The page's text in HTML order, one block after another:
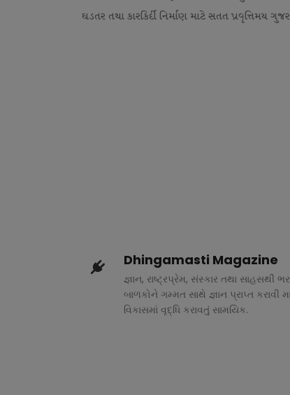
ઘડતર તથા કારકિર્દી નિર્માણ માટે સતત પ્રવૃત્તિમય
Dhingamasti Magazine
જ્ઞાન, રાષ્ટ્રપ્રેમ, સંસ્કાર તથા સાહસથી
બાળકોને ગમ્મત સાથે જ્ઞાન પ્રાપ્ત કરાવી
વિકાસમાં વૃદ્ધિ કરાવતું સામયિક.